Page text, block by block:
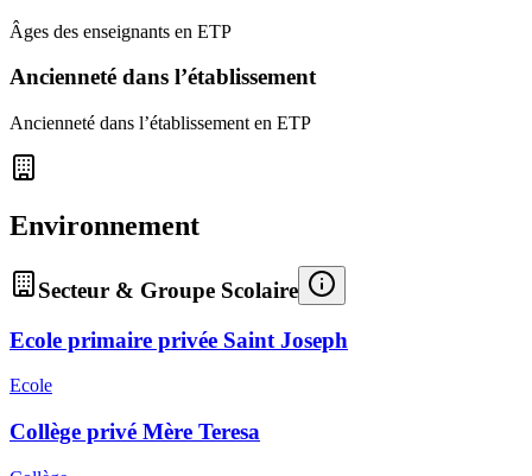
Âges des enseignants en ETP
Ancienneté dans l’établissement
Ancienneté dans l’établissement en ETP
Environnement
Secteur & Groupe Scolaire
Ecole primaire privée Saint Joseph
Ecole
Collège privé Mère Teresa